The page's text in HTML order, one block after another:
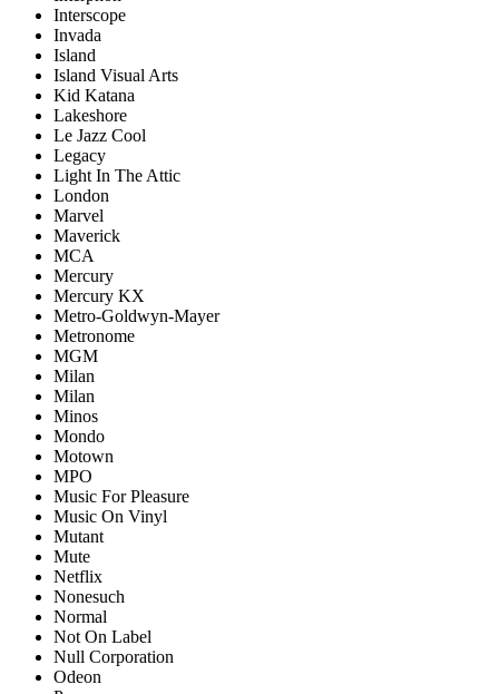
Interscope
Invada
Island
Island Visual Arts
Kid Katana
Lakeshore
Le Jazz Cool
Legacy
Light In The Attic
London
Marvel
Maverick
MCA
Mercury
Mercury KX
Metro-Goldwyn-Mayer
Metronome
MGM
Milan
Milan
Minos
Mondo
Motown
MPO
Music For Pleasure
Music On Vinyl
Mutant
Mute
Netflix
Nonesuch
Normal
Not On Label
Null Corporation
Odeon